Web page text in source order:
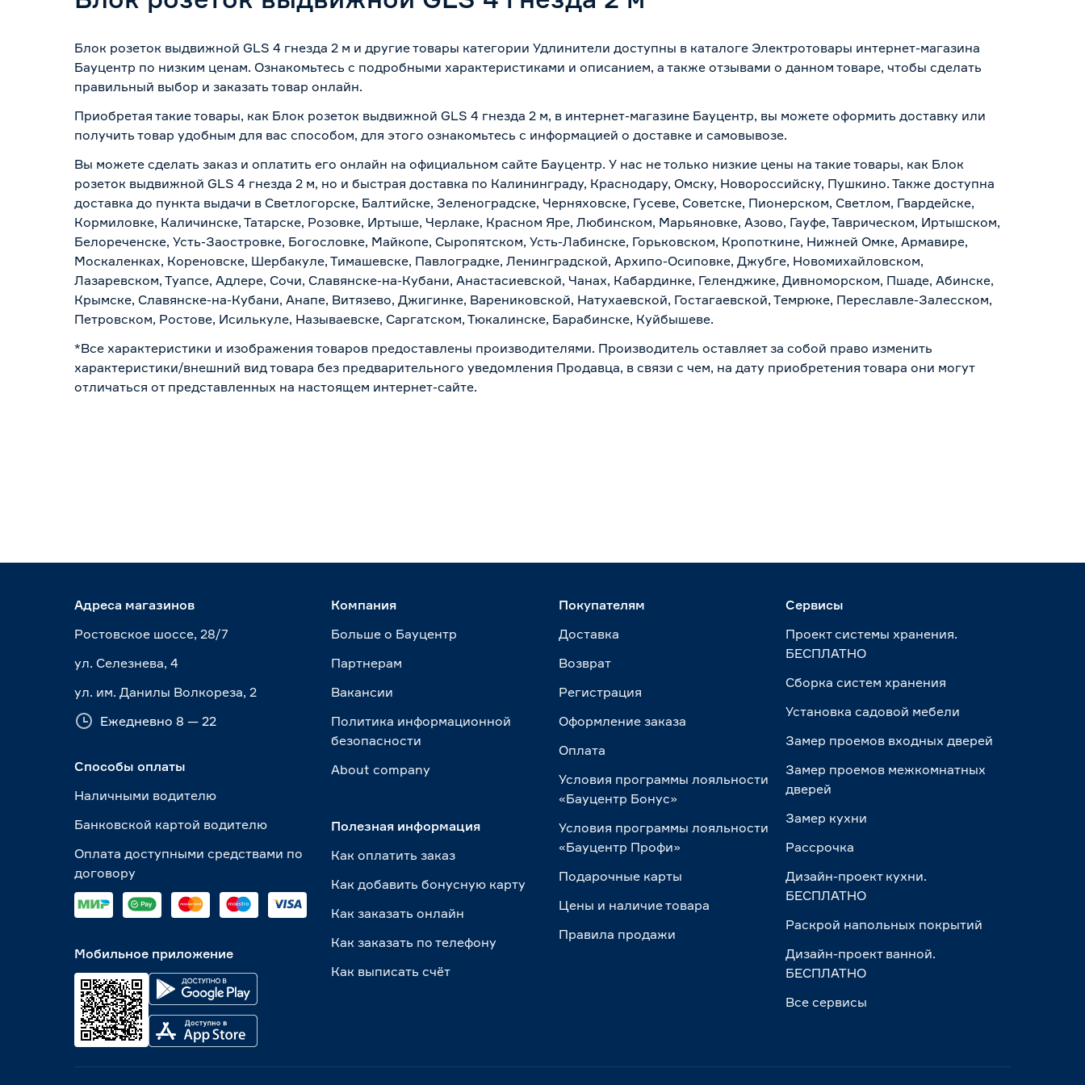
Блок розеток выдвижной GLS 4 гнезда 2 м и другие товары категории Удлинители доступны в каталоге Электротовары интернет-магазина
Бауцентр по низким ценам. Ознакомьтесь с подробными характеристиками и описанием, а также отзывами о данном товаре, чтобы сделать
правильный выбор и заказать товар онлайн.
Приобретая такие товары, как Блок розеток выдвижной GLS 4 гнезда 2 м, в интернет-магазине Бауцентр, вы можете оформить доставку или
получить товар удобным для вас способом, для этого ознакомьтесь с информацией о доставке и самовывозе.
Вы можете сделать заказ и оплатить его онлайн на официальном сайте Бауцентр. У нас не только низкие цены на такие товары, как Блок
розеток выдвижной GLS 4 гнезда 2 м, но и быстрая доставка по Калининграду, Краснодару, Омску, Новороссийску, Пушкино. Также доступна
доставка до пункта выдачи в Светлогорске, Балтийске, Зеленоградске, Черняховске, Гусеве, Советске, Пионерском, Светлом, Гвардейске,
Кормиловке, Каличинске, Татарске, Розовке, Иртыше, Черлаке, Красном Яре, Любинском, Марьяновке, Азово, Гауфе, Таврическом, Иртышском,
Белореченске, Усть-Заостровке, Богословке, Майкопе, Сыропятском, Усть-Лабинске, Горьковском, Кропоткине, Нижней Омке, Армавире,
Москаленках, Кореновске, Шербакуле, Тимашевске, Павлоградке, Ленинградской, Архипо-Осиповке, Джубге, Новомихайловском,
Лазаревском, Туапсе, Адлере, Сочи, Славянске-на-Кубани, Анастасиевской, Чанах, Кабардинке, Геленджике, Дивноморском, Пшаде, Абинске,
Крымске, Славянске-на-Кубани, Анапе, Витязево, Джигинке, Варениковской, Натухаевской, Гостагаевской, Темрюке, Переславле-Залесском,
Петровском, Ростове, Исилькуле, Называевске, Саргатском, Тюкалинске, Барабинске, Куйбышеве.
*Все характеристики и изображения товаров предоставлены производителями. Производитель оставляет за собой право изменить
характеристики/внешний вид товара без предварительного уведомления Продавца, в связи с чем, на дату приобретения товара они могут
отличаться от представленных на настоящем интернет-сайте.
Адреса магазинов
Ростовское шоссе, 28/7
ул. Селезнева, 4
ул. им. Данилы Волкореза, 2
Ежедневно 8 — 22
Способы оплаты
Наличными водителю
Банковской картой водителю
Оплата доступными средствами по
договору
Мобильное приложение
Компания
Больше о Бауцентр
Партнерам
Вакансии
Политика информационной
безопасности
About сompany
Полезная информация
Как оплатить заказ
Как добавить бонусную карту
Как заказать онлайн
Как заказать по телефону
Как выписать счёт
Покупателям
Доставка
Возврат
Регистрация
Оформление заказа
Оплата
Условия программы лояльности
«Бауцентр Бонус»
Условия программы лояльности
«Бауцентр Профи»
Подарочные карты
Цены и наличие товара
Правила продажи
Сервисы
Проект системы хранения.
БЕСПЛАТНО
Сборка систем хранения
Установка садовой мебели
Замер проемов входных дверей
Замер проемов межкомнатных
дверей
Замер кухни
Рассрочка
Дизайн-проект кухни.
БЕСПЛАТНО
Раскрой напольных покрытий
Дизайн-проект ванной.
БЕСПЛАТНО
Все сервисы